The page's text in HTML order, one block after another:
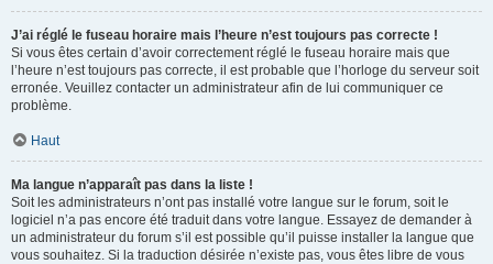
J’ai réglé le fuseau horaire mais l’heure n’est toujours pas correcte !
Si vous êtes certain d’avoir correctement réglé le fuseau horaire mais que
l’heure n’est toujours pas correcte, il est probable que l’horloge du serveur soit
erronée. Veuillez contacter un administrateur afin de lui communiquer ce
problème.
Haut
Ma langue n’apparaît pas dans la liste !
Soit les administrateurs n’ont pas installé votre langue sur le forum, soit le
logiciel n’a pas encore été traduit dans votre langue. Essayez de demander à
un administrateur du forum s’il est possible qu’il puisse installer la langue que
vous souhaitez. Si la traduction désirée n’existe pas, vous êtes libre de vous